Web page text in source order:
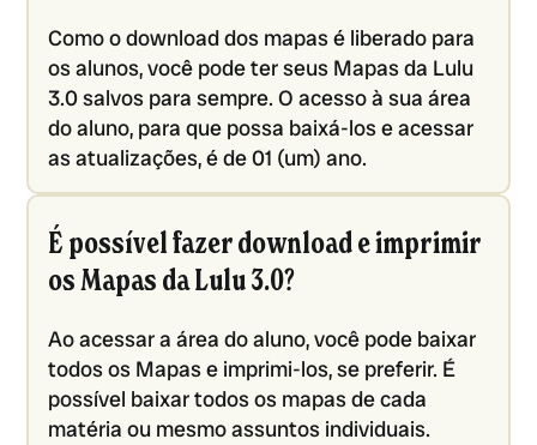
Como o download dos mapas é liberado para
os alunos, você pode ter seus Mapas da Lulu
3.0 salvos para sempre. O acesso à sua área
do aluno, para que possa baixá-los e acessar
as atualizações, é de 01 (um) ano.
É possível fazer download e imprimir
os Mapas da Lulu 3.0?
Ao acessar a área do aluno, você pode baixar
todos os Mapas e imprimi-los, se preferir. É
possível baixar todos os mapas de cada
matéria ou mesmo assuntos individuais.